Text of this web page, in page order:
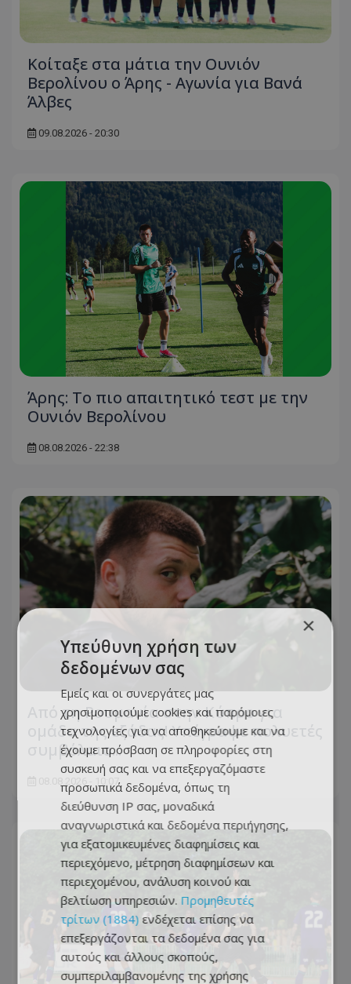
Κοίταξε στα μάτια την Ουνιόν
Βερολίνου ο Άρης - Αγωνία για Βανά
Άλβες
09.08.2026 - 20:30
Άρης: Το πιο απαιτητικό τεστ με την
Ουνιόν Βερολίνου
08.08.2026 - 22:38
Από τη Ρουμανία στην Κύπρο για
ομάδα της εξάδας! Υπέγραψε πολυετές
συμβόλαιο...
08.08.2026 - 10:07
×
Υπεύθυνη χρήση των
δεδομένων σας
Εμείς και οι συνεργάτες μας
χρησιμοποιούμε cookies και παρόμοιες
τεχνολογίες για να αποθηκεύουμε και να
έχουμε πρόσβαση σε πληροφορίες στη
συσκευή σας και να επεξεργαζόμαστε
προσωπικά δεδομένα, όπως τη
διεύθυνση IP σας, μοναδικά
αναγνωριστικά και δεδομένα περιήγησης,
για εξατομικευμένες διαφημίσεις και
περιεχόμενο, μέτρηση διαφημίσεων και
περιεχομένου, ανάλυση κοινού και
βελτίωση υπηρεσιών. Προμηθευτές
τρίτων (1884) ενδέχεται επίσης να
επεξεργάζονται τα δεδομένα σας για
αυτούς και άλλους σκοπούς,
συμπεριλαμβανομένης της χρήσης